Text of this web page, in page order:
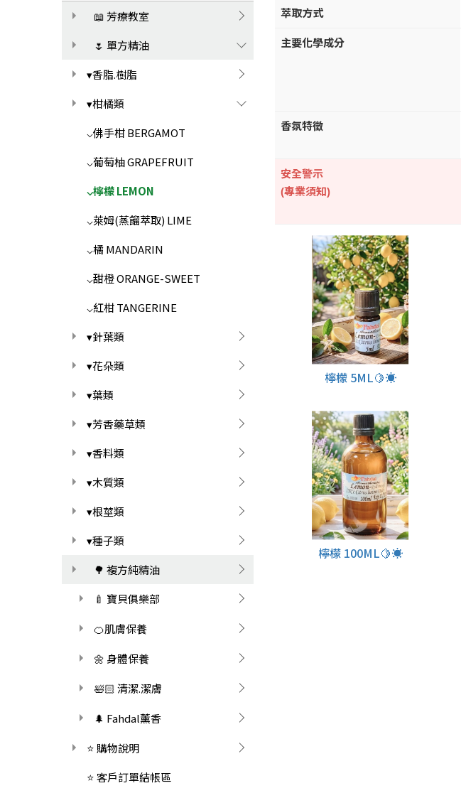
📖 芳療教室
🌷 單方精油
▾香脂.樹脂
▾柑橘類
⌵佛手柑 BERGAMOT
⌵葡萄柚 GRAPEFRUIT
⌵檸檬 LEMON
⌵萊姆(蒸餾萃取) LIME
⌵橘 MANDARIN
⌵甜橙 ORANGE-SWEET
⌵紅柑 TANGERINE
▾針葉類
▾花朵類
▾葉類
▾芳香藥草類
▾香料類
▾木質類
▾根莖類
▾種子類
🌳 複方純精油
🍼 寶貝俱樂部
🍊肌膚保養
🌼 身體保養
🛀🏻 清潔.潔膚
🌲 Fahdal薰香
⭐ 購物說明
⭐ 客戶訂單結帳區
萃取方式
主要化學成分
香氛特徵
安全警示
(專業須知)
檸檬 5ML🍋☀️
檸檬 100ML🍋☀️